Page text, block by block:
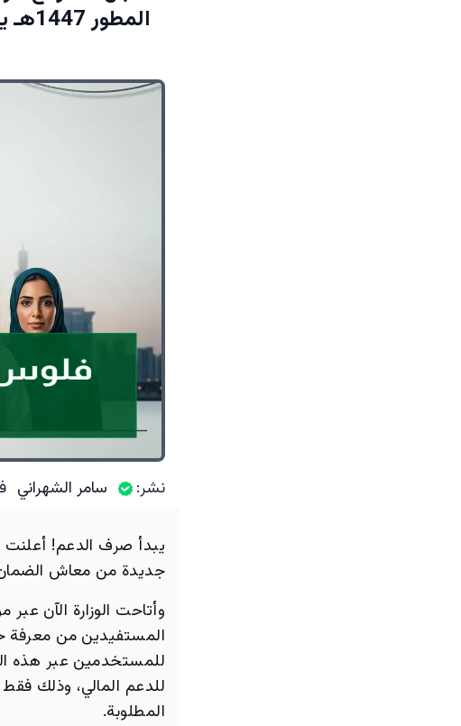
المطور 1447هـ يبدأ الصرف 1 يونيو… وشروط الاستحقاق المطلوبة!
نشر: سامر الشهراني
يبدأ صرف الدعم! أعلنت
جديدة من معاش الضمان
المستفيدين من معرفة
للمستخدمين عبر هذه
للدعم المالي، وذلك
المطلوبة.